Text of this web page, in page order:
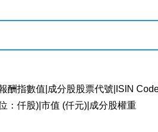
指數值|成分股股票代號|ISIN
：仟股)|市值 (仟元)|成分股權重